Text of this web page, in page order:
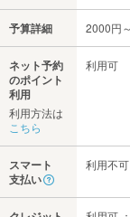
予算詳細 2000円
ネット予約
のポイント
利用
利用方法は
こちら
利用可
スマート
支払い
利用不可